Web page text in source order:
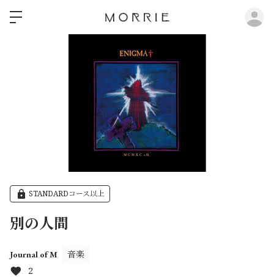
STANDARDコース以上
別の人間
Journal of M
音楽
2